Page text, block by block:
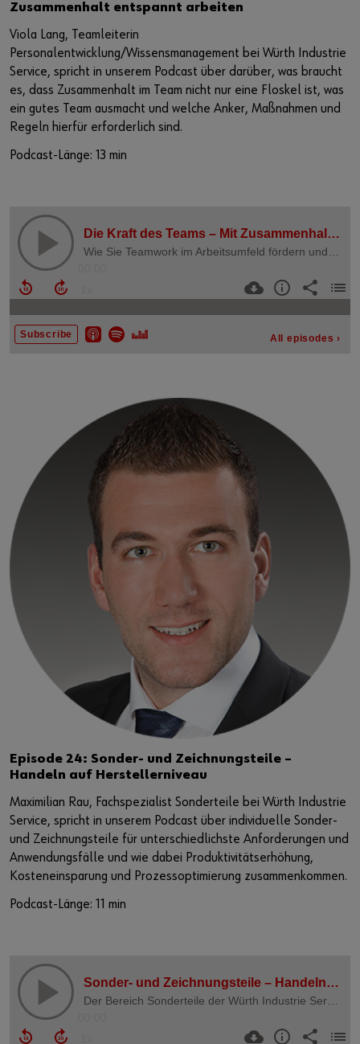
Zusammenhalt entspannt arbeiten
Viola Lang, Teamleiterin
Personalentwicklung/Wissensmanagement bei Würth Industrie
Service, spricht in unserem Podcast über darüber, was braucht
es, dass Zusammenhalt im Team nicht nur eine Floskel ist, was
ein gutes Team ausmacht und welche Anker, Maßnahmen und
Regeln hierfür erforderlich sind.
Podcast-Länge: 13 min
Episode 24: Sonder- und Zeichnungsteile –
Handeln auf Herstellerniveau
Maximilian Rau, Fachspezialist Sonderteile bei Würth Industrie
Service, spricht in unserem Podcast über individuelle Sonder-
und Zeichnungsteile für unterschiedlichste Anforderungen und
Anwendungsfälle und wie dabei Produktivitätserhöhung,
Kosteneinsparung und Prozessoptimierung zusammenkommen.
Podcast-Länge: 11 min